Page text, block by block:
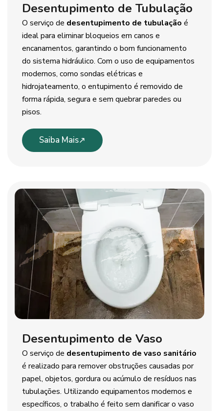
Desentupimento de Tubulação
O serviço de desentupimento de tubulação é
ideal para eliminar bloqueios em canos e
encanamentos, garantindo o bom funcionamento
do sistema hidráulico. Com o uso de equipamentos
modernos, como sondas elétricas e
hidrojateamento, o entupimento é removido de
forma rápida, segura e sem quebrar paredes ou
pisos.
Saiba Mais
Desentupimento de Vaso
O serviço de desentupimento de vaso sanitário
é realizado para remover obstruções causadas por
papel, objetos, gordura ou acúmulo de resíduos nas
tubulações. Utilizando equipamentos modernos e
específicos, o trabalho é feito sem danificar o vaso